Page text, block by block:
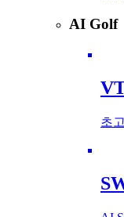
AI Golf
초